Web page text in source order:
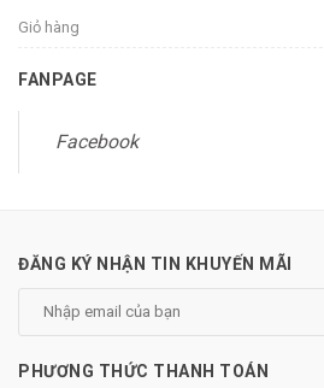
Giỏ hàng
FANPAGE
Facebook
ĐĂNG KÝ NHẬN TIN KHUYẾN MÃI
PHƯƠNG THỨC THANH TOÁN